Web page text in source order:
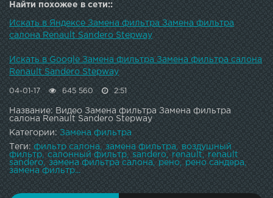
Найти похожее в сети::
Искать в Яндексе Замена фильтра Замена фильтра
салона Renault Sandero Stepway
Искать в Google Замена фильтра Замена фильтра салона
Renault Sandero Stepway
04-01-17 645 560 2:51
Название: Видео Замена фильтра Замена фильтра
салона Renault Sandero Stepway
Категории: Замена фильтра
Теги:фильтр салона замена фильтра
воздушный
фильтр
салонный фильтр sandero renault
renault
sandero
замена фильтра салона рено
рено сандера
замена фильтр...